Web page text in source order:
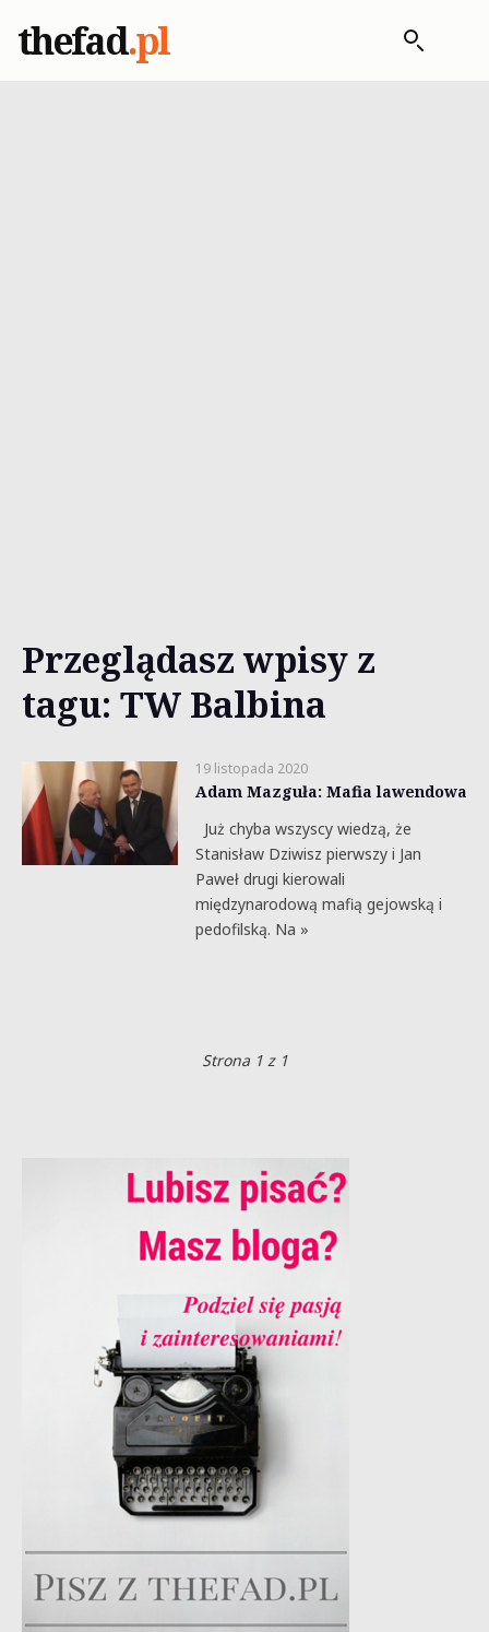
thefad.pl
Przeglądasz wpisy z
tagu: TW Balbina
19 listopada 2020
Adam Mazguła: Mafia lawendowa
Już chyba wszyscy wiedzą, że
Stanisław Dziwisz pierwszy i Jan
Paweł drugi kierowali
międzynarodową mafią gejowską i
pedofilską. Na »
Strona 1 z 1